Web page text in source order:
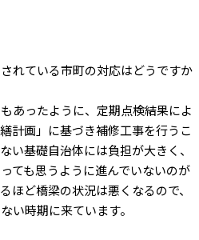
ている市町の対応はどうですか
ったように、定期点検結果によ
計画」に基づき補修工事を行うこ
い基礎自治体には負担が大きく、
ても思うように進んでいないのが
ほど橋梁の状況は悪くなるので、
い時期に来ています。